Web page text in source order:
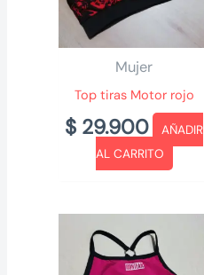
Mujer
Top tiras Motor rojo
$ 29.900
AÑADIR
AL CARRITO